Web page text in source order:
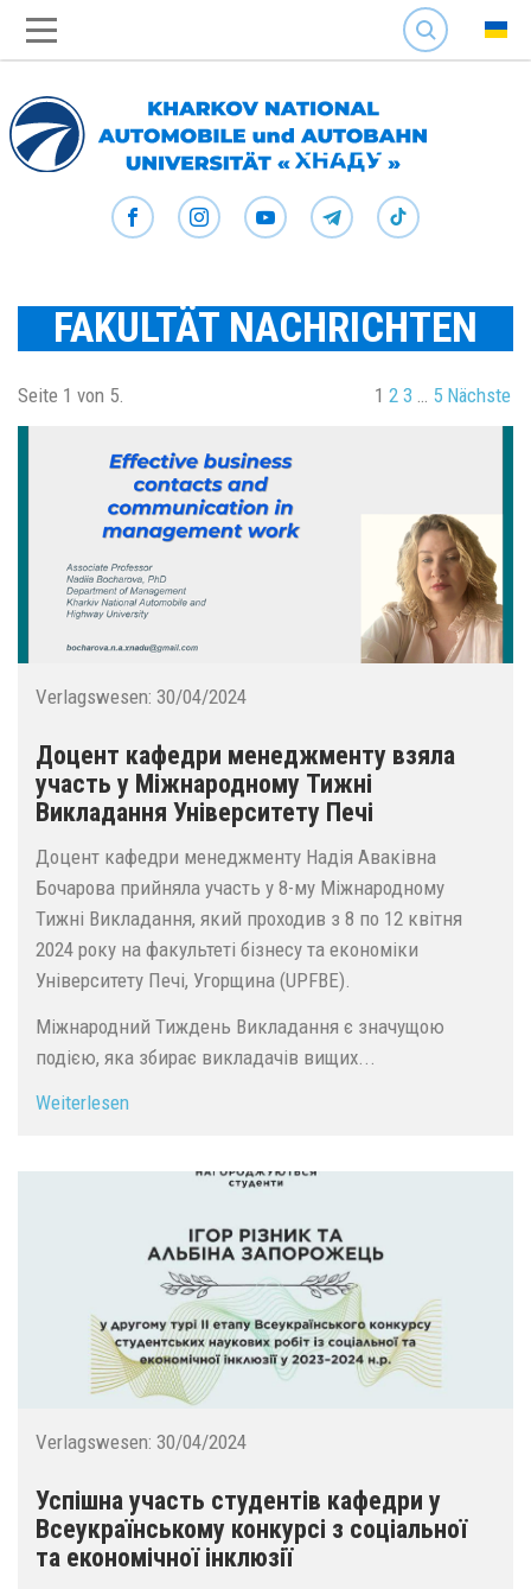
SEARCH
FAKULTÄT NACHRICHTEN
Seite 1 von 5. 1 2 3 … 5 Nächste
Verlagswesen: 30/04/2024
Доцент кафедри менеджменту взяла
участь у Міжнародному Тижні
Викладання Університету Печі
Доцент кафедри менеджменту Надія Аваківна
Бочарова прийняла участь у 8-му Міжнародному
Тижні Викладання, який проходив з 8 по 12 квітня
2024 року на факультеті бізнесу та економіки
Університету Печі, Угорщина (UPFBE).
Міжнародний Тиждень Викладання є значущою
подією, яка збирає викладачів вищих...
Weiterlesen
Verlagswesen: 30/04/2024
Успішна участь студентів кафедри у
Всеукраїнському конкурсі з соціальної
та економічної інклюзії